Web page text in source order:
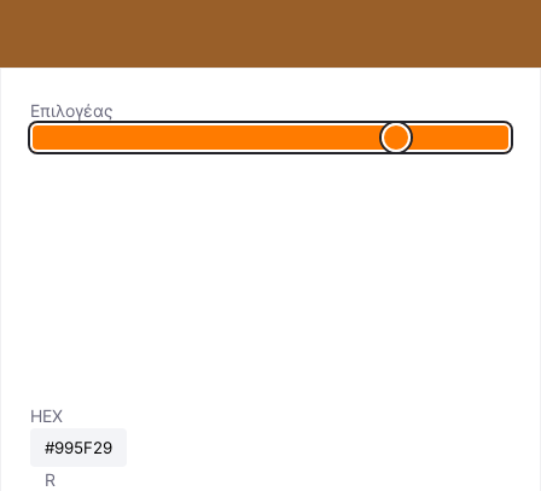
Επιλογέας
HEX
R